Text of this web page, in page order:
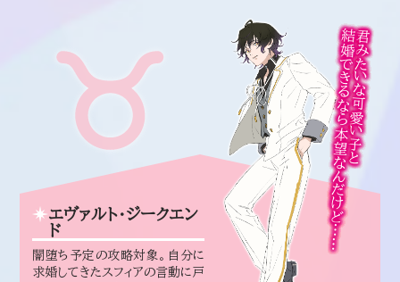
君みたいな可愛い子と
結婚できるなら本望なんだけど……
エヴァルト・ジークエン
ド
闇堕ち予定の攻略対象。自分に
求婚してきたスフィアの言動に戸